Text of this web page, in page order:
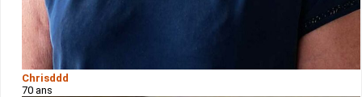
Chrisddd
70 ans